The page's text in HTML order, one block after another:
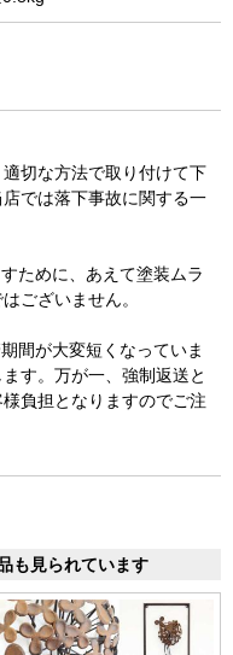
切な方法で取り付けて下
では落下事故に関する一
ために、あえて塗装ムラ
ございません。
間が大変短くなっていま
す。万が一、強制返送と
負担となりますのでご注
も見られています